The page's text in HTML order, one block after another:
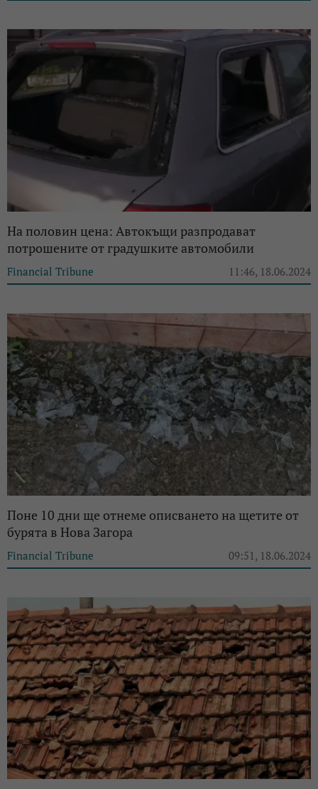
На половин цена: Автокъщи разпродават
потрошените от градушките автомобили
Financial Tribune 11:46, 18.06.2024
Поне 10 дни ще отнеме описването на щетите от
бурята в Нова Загора
Financial Tribune 09:51, 18.06.2024